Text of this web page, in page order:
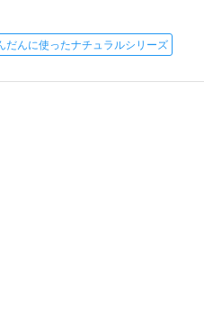
だんに使ったナチュラルシリーズ